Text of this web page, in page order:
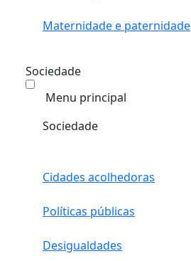
Maternidade e paternidade
Sociedade
Menu principal
Sociedade
Cidades acolhedoras
Políticas públicas
Desigualdades